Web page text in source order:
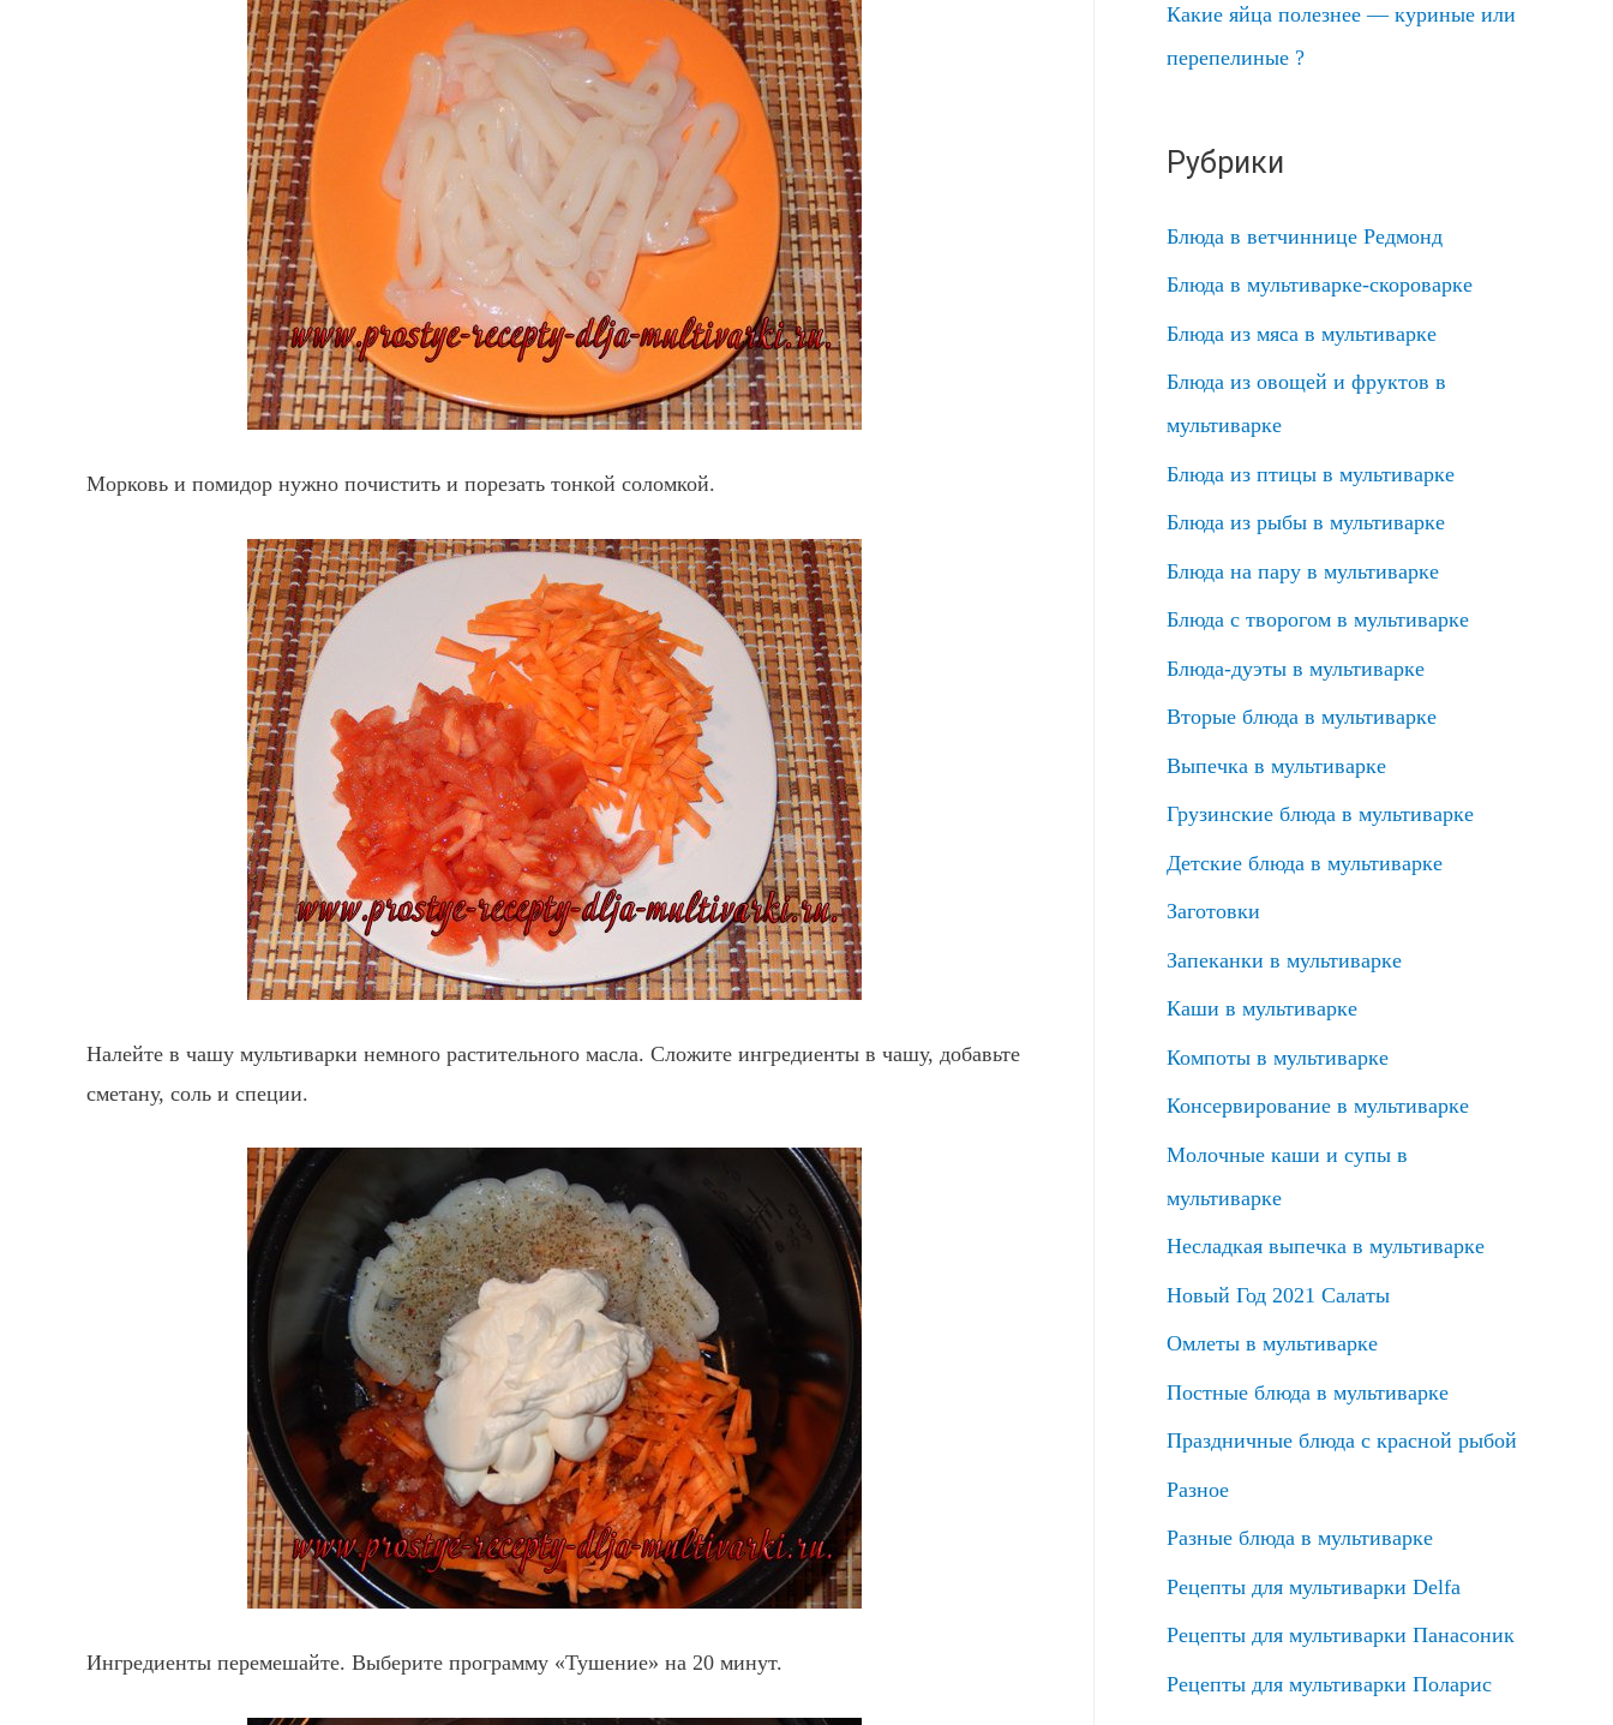
Морковь и помидор нужно почистить и порезать тонкой соломкой.
Налейте в чашу мультиварки немного растительного масла. Сложите ингредиенты в чашу, добавьте
сметану, соль и специи.
Ингредиенты перемешайте. Выберите программу «Тушение» на 20 минут.
Какие яйца полезнее — куриные или
перепелиные ?
Рубрики
Блюда в ветчиннице Редмонд
Блюда в мультиварке-скороварке
Блюда из мяса в мультиварке
Блюда из овощей и фруктов в
мультиварке
Блюда из птицы в мультиварке
Блюда из рыбы в мультиварке
Блюда на пару в мультиварке
Блюда с творогом в мультиварке
Блюда-дуэты в мультиварке
Вторые блюда в мультиварке
Выпечка в мультиварке
Грузинские блюда в мультиварке
Детские блюда в мультиварке
Заготовки
Запеканки в мультиварке
Каши в мультиварке
Компоты в мультиварке
Консервирование в мультиварке
Молочные каши и супы в
мультиварке
Несладкая выпечка в мультиварке
Новый Год 2021 Салаты
Омлеты в мультиварке
Постные блюда в мультиварке
Праздничные блюда с красной рыбой
Разное
Разные блюда в мультиварке
Рецепты для мультиварки Delfa
Рецепты для мультиварки Панасоник
Рецепты для мультиварки Поларис